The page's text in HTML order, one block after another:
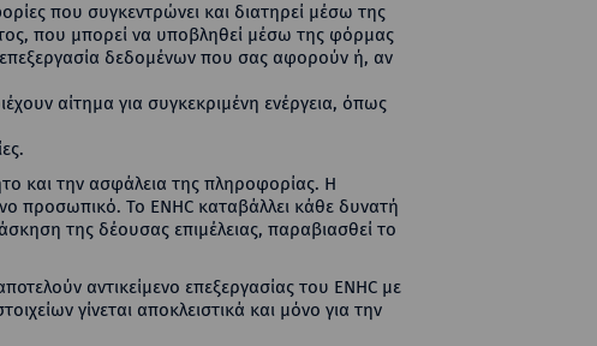
που συγκεντρώνει και διατηρεί μέσω της
που μπορεί να υποβληθεί μέσω της φόρμας
επεξεργασία δεδομένων που σας αφορούν ή, αν
αίτημα για συγκεκριμένη ενέργεια, όπως
και την ασφάλεια της πληροφορίας. Η
προσωπικό. To ENHC καταβάλλει κάθε δυνατή
της δέουσας επιμέλειας, παραβιασθεί το
αντικείμενο επεξεργασίας του ENHC με
γίνεται αποκλειστικά και μόνο για την